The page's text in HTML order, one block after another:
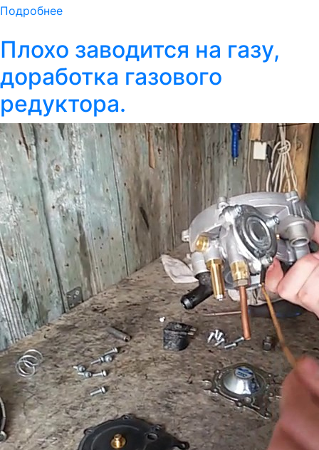
Подробнее
Плохо заводится на газу,
доработка газового
редуктора.